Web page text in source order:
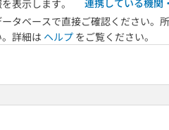
表示します。
連携している機関
タベースで直接ご確認ください。
詳細は ヘルプ をご覧ください。